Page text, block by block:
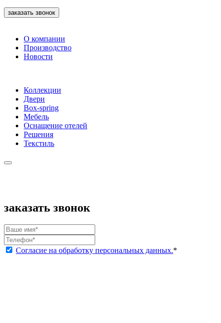
заказать звонок
О компании
Производство
Новости
Коллекции
Двери
Box-spring
Мебель
Оснащение отелей
Решения
Текстиль
заказать звонок
Согласие на обработку персональных данных.*